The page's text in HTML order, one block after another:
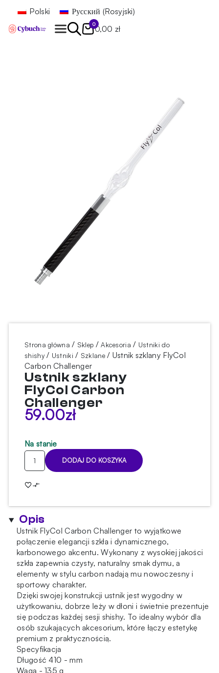
Polski Русский (Rosyjski)
0
0,00 zł
Strona główna / Sklep /Akcesoria / Ustniki do
shishy/ Ustniki / Szklane/ Ustnik szklany FlyCol
Carbon Challenger
Ustnik szklany
FlyCol Carbon
Challenger
59.00zł
Na stanie
ilość
Ustnik
FlyCol
Challenger
DODAJ DO KOSZYKA
Opis
Ustnik FlyCol Carbon Challenger to wyjątkowe
połączenie elegancji szkła i dynamicznego,
karbonowego akcentu. Wykonany z wysokiej jakości
szkła zapewnia czysty, naturalny smak dymu, a
elementy w stylu carbon nadają mu nowoczesny i
sportowy charakter.
Dzięki swojej konstrukcji ustnik jest wygodny w
użytkowaniu, dobrze leży w dłoni i świetnie prezentuje
się podczas każdej sesji shishy. To idealny wybór dla
osób szukających akcesorium, które łączy estetykę
premium z praktycznością.
Specyfikacja
Długość 410 - mm
Waga - 135 g